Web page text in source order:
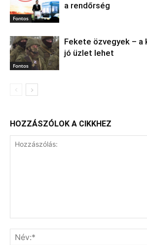
Fontos
a rendőrség
Fontos
Fekete özvegyek – a
jó üzlet lehet
HOZZÁSZÓLOK A CIKKHEZ